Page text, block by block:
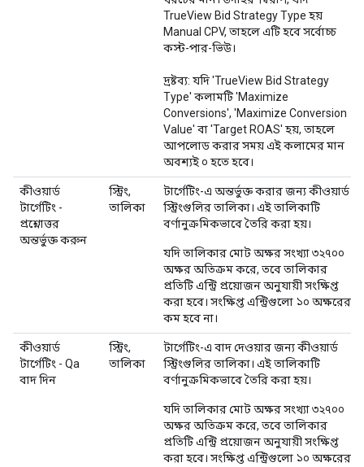
TrueView Bid Strategy Type হয়
Manual CPV, তাহলে এটি হবে সর্বোচ্চ
কস্ট-পার-ভিউ।
দ্রষ্টব্য: যদি 'TrueView Bid Strategy
Type' কলামটি 'Maximize
Conversions', 'Maximize Conversion
Value' বা 'Target ROAS' হয়, তাহলে
আপলোড করার সময় এই কলামের মান
অবশ্যই ০ হতে হবে।
কীওয়ার্ড
টার্গেটিং -
প্রশ্নোত্তর
অন্তর্ভুক্ত করুন
স্ট্রিং,
তালিকা
টার্গেটিং-এ অন্তর্ভুক্ত করার জন্য কীওয়ার্ড
স্ট্রিংগুলির তালিকা। এই তালিকাটি
বর্ণানুক্রমিকভাবে তৈরি করা হয়।
যদি তালিকার মোট অক্ষর সংখ্যা ৩২৭০০
অক্ষর অতিক্রম করে, তবে তালিকার
প্রতিটি এন্ট্রি প্রয়োজন অনুযায়ী সংক্ষিপ্ত
করা হবে। সংক্ষিপ্ত এন্ট্রিগুলো ১০ অক্ষরের
কম হবে না।
কীওয়ার্ড
টার্গেটিং - Qa
বাদ দিন
স্ট্রিং,
তালিকা
টার্গেটিং-এ বাদ দেওয়ার জন্য কীওয়ার্ড
স্ট্রিংগুলির তালিকা। এই তালিকাটি
বর্ণানুক্রমিকভাবে তৈরি করা হয়।
যদি তালিকার মোট অক্ষর সংখ্যা ৩২৭০০
অক্ষর অতিক্রম করে, তবে তালিকার
প্রতিটি এন্ট্রি প্রয়োজন অনুযায়ী সংক্ষিপ্ত
করা হবে। সংক্ষিপ্ত এন্ট্রিগুলো ১০ অক্ষরের